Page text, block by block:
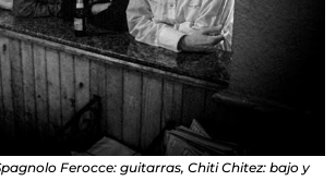
Ferocce: guitarras, Chiti Chitez: bajo y